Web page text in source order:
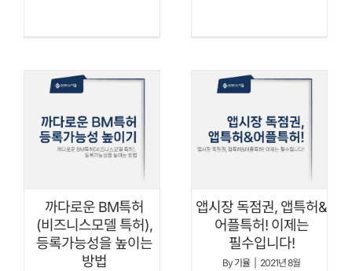
까다로운 BM특허
(비즈니스모델 특허),
등록가능성을 높이는
방법
앱시장 독점권, 앱특허&
어플특허! 이제는
필수입니다!
By기율 2021년 8월